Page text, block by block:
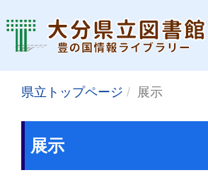
県立トップページ 展示
展示